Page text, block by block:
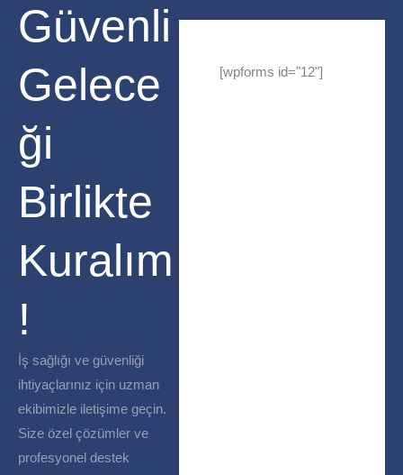
Güvenli
Gelece
ği
Birlikte
Kuralım
!
İş sağlığı ve güvenliği
ihtiyaçlarınız için uzman
ekibimizle iletişime geçin.
Size özel çözümler ve
profesyonel destek
[wpforms id="12"]